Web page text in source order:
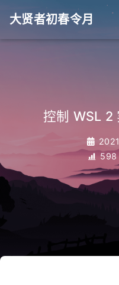
大贤者初春令月
控制 WSL 2